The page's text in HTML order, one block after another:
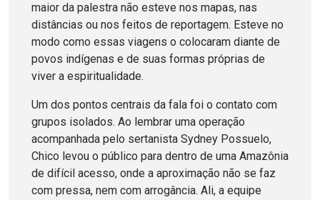
maior da palestra não esteve nos mapas, nas
distâncias ou nos feitos de reportagem. Esteve no
modo como essas viagens o colocaram diante de
povos indígenas e de suas formas próprias de
viver a espiritualidade.
Um dos pontos centrais da fala foi o contato com
grupos isolados. Ao lembrar uma operação
acompanhada pelo sertanista Sydney Possuelo,
Chico levou o público para dentro de uma Amazônia
de difícil acesso, onde a aproximação não se faz
com pressa, nem com arrogância. Ali, a equipe